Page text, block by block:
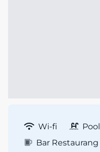
Wi-fi
Pool
Bar Restaurang